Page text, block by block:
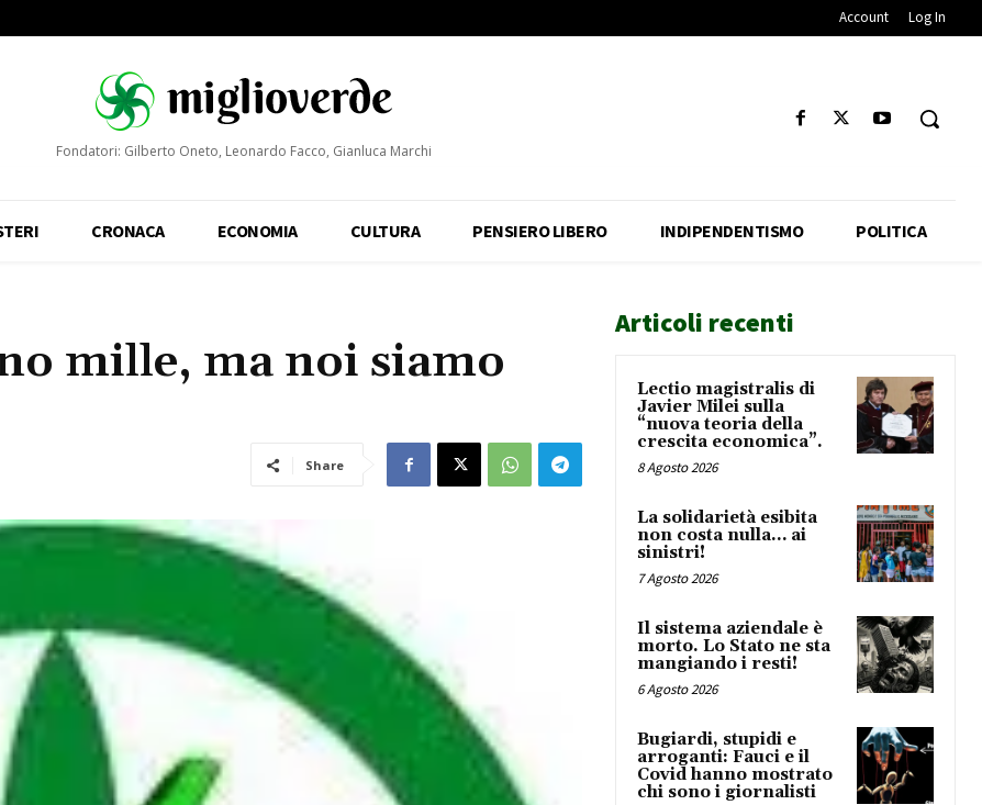
Account Log In
Fondatori: Gilberto Oneto, Leonardo Facco, Gianluca Marchi
CRONACA ECONOMIA CULTURA PENSIERO LIBERO INDIPENDENTISMO POLITICA
mille, ma noi siamo
Share
Articoli recenti
Lectio magistralis di
Javier Milei sulla
“nuova teoria della
crescita economica”.
8 Agosto 2026
La solidarietà esibita
non costa nulla… ai
sinistri!
7 Agosto 2026
Il sistema aziendale è
morto. Lo Stato ne sta
mangiando i resti!
6 Agosto 2026
Bugiardi, stupidi e
arroganti: Fauci e il
Covid hanno mostrato
chi sono i giornalisti